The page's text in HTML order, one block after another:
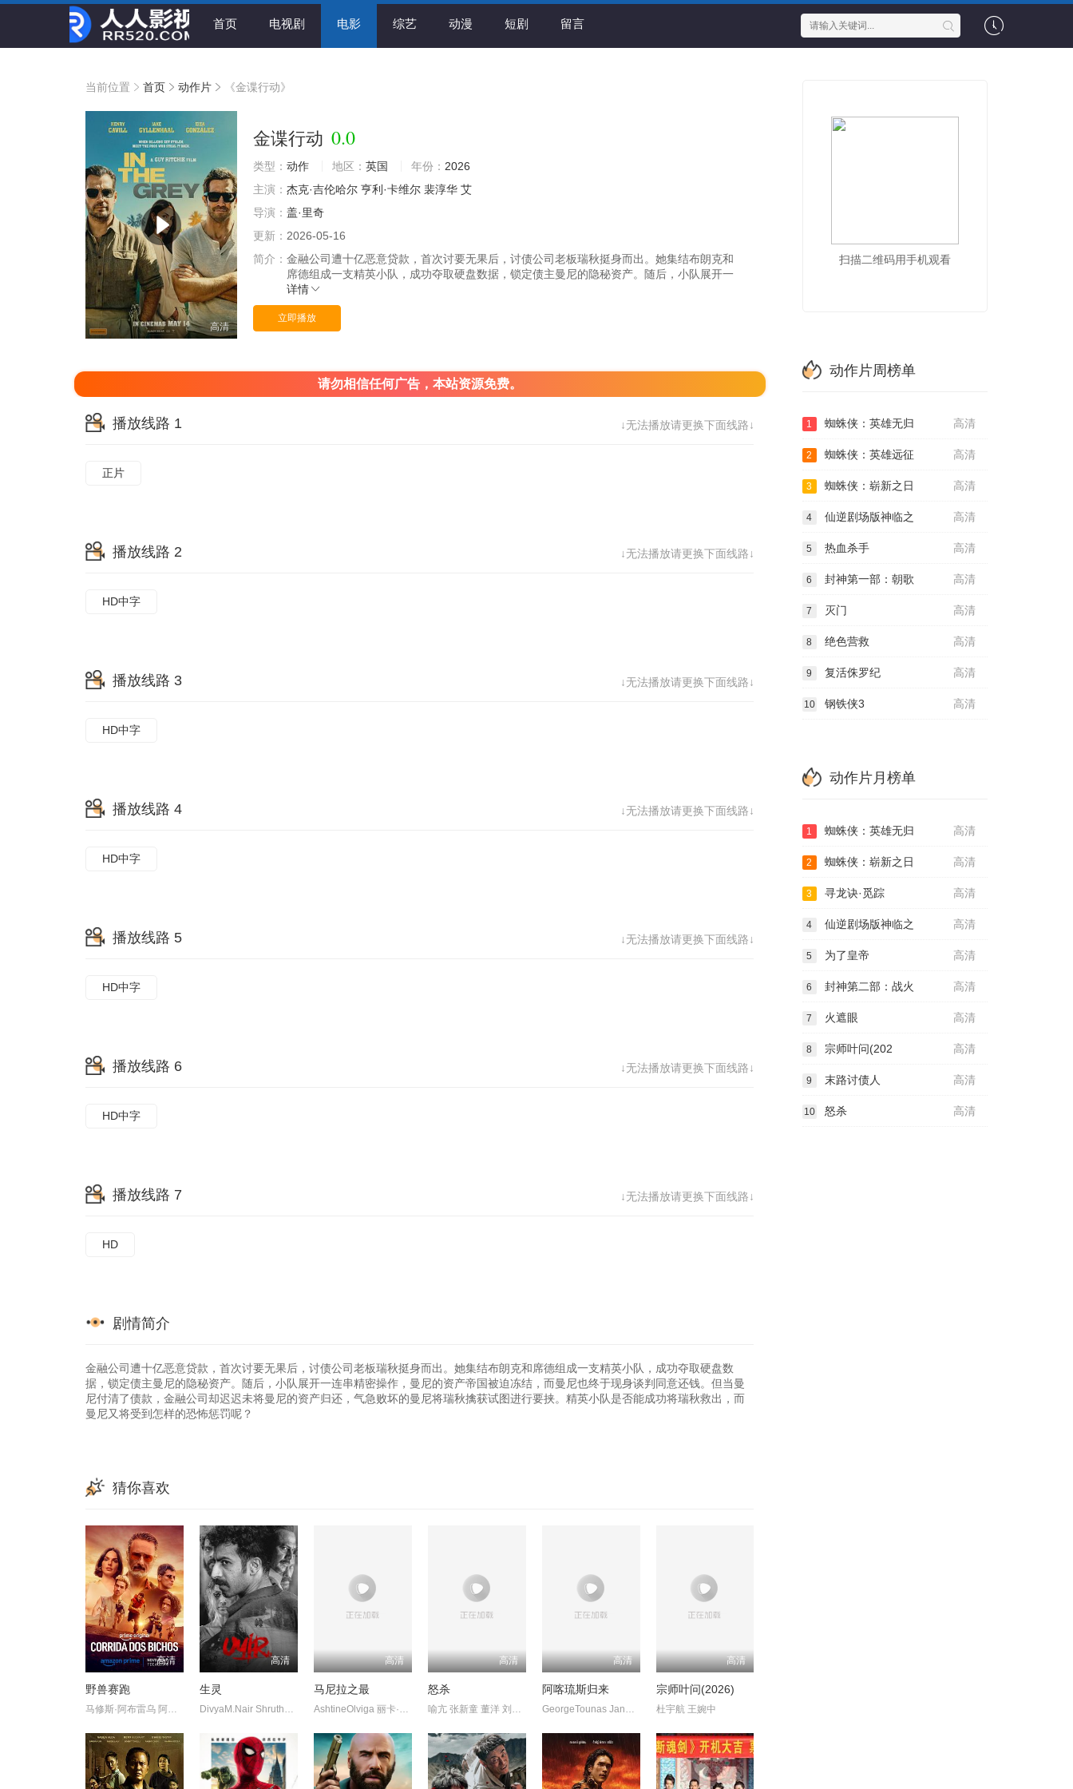
首页 电视剧 电影 综艺 动漫 短剧 留言
当前位置 首页 动作片 《金谍行动》
高清
金谍行动 0.0
类型： 动作 地区： 英国 年份： 2026
主演： 杰克·吉伦哈尔 亨利·卡维尔 裴淳华 艾
导演： 盖·里奇
更新： 2026-05-16
简介： 金融公司遭十亿恶意贷款，首次讨要无果后，讨债公司老板瑞秋挺身而出。她集结布朗克和
席德组成一支精英小队，成功夺取硬盘数据，锁定债主曼尼的隐秘资产。随后，小队展开一
详情
立即播放
请勿相信任何广告，本站资源免费。
↓无法播放请更换下面线路↓
播放线路 1
正片
↓无法播放请更换下面线路↓
播放线路 2
HD中字
↓无法播放请更换下面线路↓
播放线路 3
HD中字
↓无法播放请更换下面线路↓
播放线路 4
HD中字
↓无法播放请更换下面线路↓
播放线路 5
HD中字
↓无法播放请更换下面线路↓
播放线路 6
HD中字
↓无法播放请更换下面线路↓
播放线路 7
HD
剧情简介
金融公司遭十亿恶意贷款，首次讨要无果后，讨债公司老板瑞秋挺身而出。她集结布朗克和席德组成一支精英小队，成功夺取硬盘数
据，锁定债主曼尼的隐秘资产。随后，小队展开一连串精密操作，曼尼的资产帝国被迫冻结，而曼尼也终于现身谈判同意还钱。但当曼
尼付清了债款，金融公司却迟迟未将曼尼的资产归还，气急败坏的曼尼将瑞秋擒获试图进行要挟。精英小队是否能成功将瑞秋救出，而
曼尼又将受到怎样的恐怖惩罚呢？
猜你喜欢
高清
野兽赛跑
马修斯·阿布雷乌 阿妮塔 阿兹 CamilloBorges HigorCampagnaro P
高清
生灵
DivyaM.Nair ShruthyMenon 苏迪普 赛亚米·凯尔 罗尚·马修 维诺
高清
马尼拉之最
AshtineOlviga 丽卡·佩拉莱约
高清
怒杀
喻亢 张新童 董洋 刘珂君
高清
阿喀琉斯归来
GeorgeTounas JannisSky
高清
宗师叶问(2026)
杜宇航 王婉中
扫描二维码用手机观看
动作片周榜单
高清
1 蜘蛛侠：英雄无归
高清
2 蜘蛛侠：英雄远征
高清
3 蜘蛛侠：崭新之日
高清
4 仙逆剧场版神临之
高清
5 热血杀手
高清
6 封神第一部：朝歌
高清
7 灭门
高清
8 绝色营救
高清
9 复活侏罗纪
高清
10 钢铁侠3
动作片月榜单
高清
1 蜘蛛侠：英雄无归
高清
2 蜘蛛侠：崭新之日
高清
3 寻龙诀·觅踪
高清
4 仙逆剧场版神临之
高清
5 为了皇帝
高清
6 封神第二部：战火
高清
7 火遮眼
高清
8 宗师叶问(202
高清
9 末路讨债人
高清
10 怒杀